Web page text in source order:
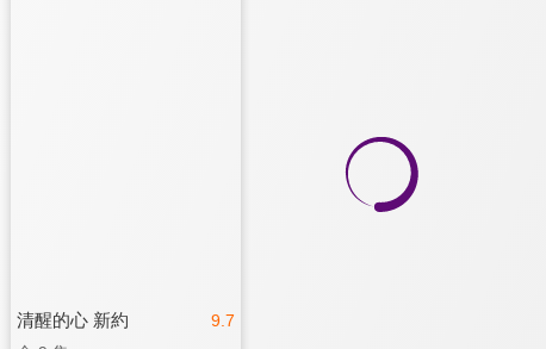
9.7
清醒的心 新約